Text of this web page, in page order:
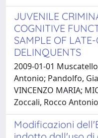
JUVENILE
COGNITIVE
SAMPLE OF
DELINQUENTS
2009-01-01
Antonio; Pandolfo,
VINCENZO MARIA;
Zoccali, Rocco Antonio
Modificazioni